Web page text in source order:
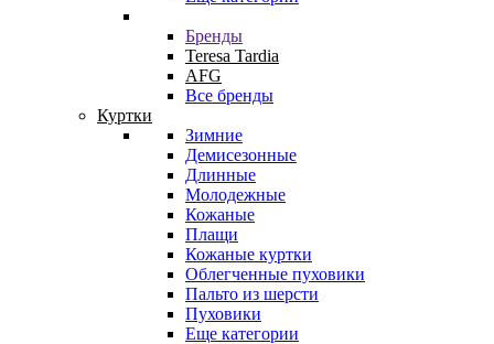
Бренды
Teresa Tardia
AFG
Все бренды
Куртки
Зимние
Демисезонные
Длинные
Молодежные
Кожаные
Плащи
Кожаные куртки
Облегченные пуховики
Пальто из шерсти
Пуховики
Еще категории